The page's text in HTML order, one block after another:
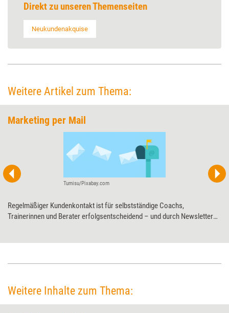
Direkt zu unseren Themenseiten
Neukundenakquise
Weitere Artikel zum Thema:
Marketing per Mail
Tumisu/Pixabay.com
Regelmäßiger Kundenkontakt ist für selbstständige Coachs,
Trainerinnen und Berater erfolgsentscheidend – und durch Newsletter
Weitere Inhalte zum Thema: